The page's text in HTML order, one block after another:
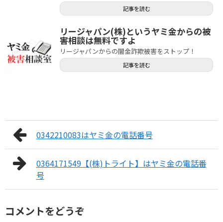
記事を読む
リージャパン(株)というヤミ金からの被
害相談は無料ですよ
リージャパンからの闇金詐欺被害をストップ！
記事を読む
0342210083はヤミ金の電話番号
0364171549【(株)トライト】はヤミ金の電話番
号
コメントをどうぞ